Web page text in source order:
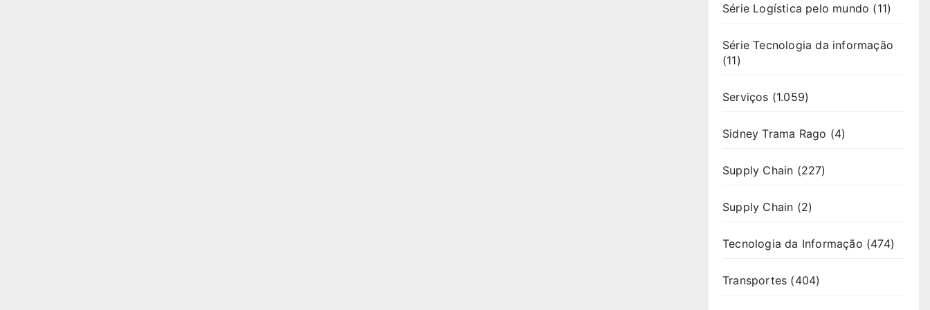
Série Logística pelo mundo (11)
Série Tecnologia da informação
(11)
Serviços (1.059)
Sidney Trama Rago (4)
Supply Chain (227)
Supply Chain (2)
Tecnologia da Informação (474)
Transportes (404)